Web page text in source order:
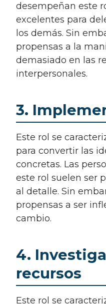
desempeñan este
excelentes para
los demás. Sin
propensas a la
demasiado en las
interpersonales.
3.
Este rol se caracteriza por la habilidad
para convertir las
concretas. Las
este rol suelen ser
al detalle. Sin
propensas a ser
cambio.
4.
recursos
Este rol se caracteriza por la habilidad